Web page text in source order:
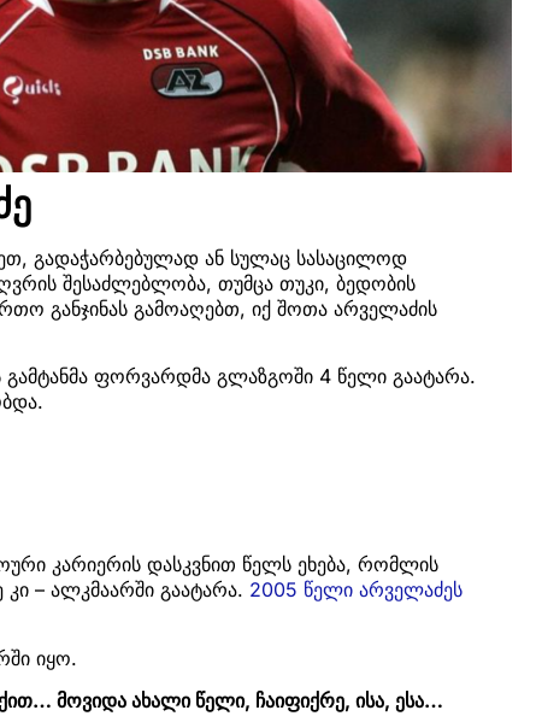
გადაჭარბებულად ან სულაც სასაცილოდ
შესაძლებლობა, თუმცა თუკი, ბედობის
განჯინას გამოაღებთ, იქ შოთა არველაძის
ფორვარდმა გლაზგოში 4 წელი გაატარა.
კარიერის დასკვნით წელს ეხება, რომლის
– ალკმაარში გაატარა. 2005 წელი არველაძეს
იყო.
მოვიდა ახალი წელი, ჩაიფიქრე, ისა, ესა…